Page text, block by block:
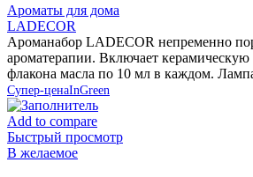
Ароматы для дома
LADECOR
Ароманабор LADECOR непременно
ароматерапии. Включает
флакона масла по 10 мл в каждом.
Супер-ценаInGreen
Add to compare
Быстрый просмотр
В желаемое